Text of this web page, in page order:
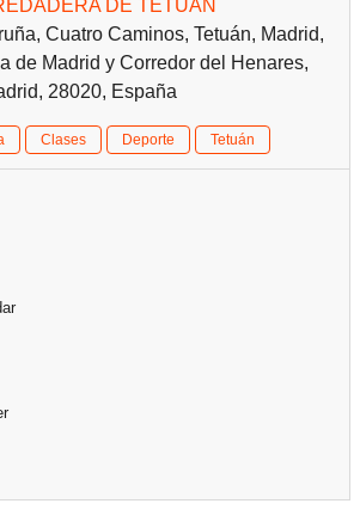
DE TETUÁN
Cuatro Caminos, Tetuán, Madrid,
de Madrid y Corredor del Henares,
28020, España
Clases Deporte Tetuán